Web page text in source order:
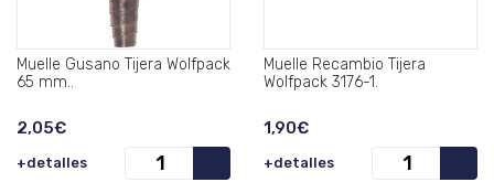
Muelle Gusano Tijera Wolfpack
65 mm..
2,05€
+detalles
Muelle Recambio Tijera
Wolfpack 3176-1.
1,90€
+detalles